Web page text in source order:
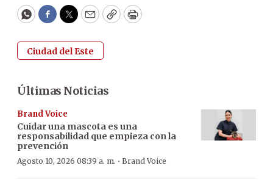
WhatsApp
Facebook
Twitter
EmailCopyPrint
Ciudad del Este
Últimas Noticias
Brand Voice
Cuidar una mascota es una
responsabilidad que empieza con la
prevención
Agosto 10, 2026 08:39 a. m. · Brand Voice